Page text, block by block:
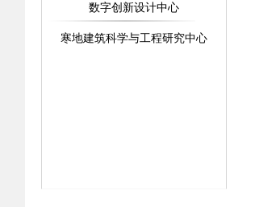
数字创新设计中心
寒地建筑科学与工程研究中心